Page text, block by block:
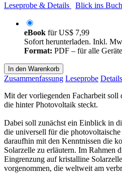
Leseprobe & Details
Blick ins Buch
eBook fürUS$ 7,99
Sofort herunterladen. Inkl.
Format: PDF – für alle Geräte
In den Warenkorb
Zusammenfassung Leseprobe Details
Mit der vorliegenden Facharbeit soll
die hinter Photovoltaik steckt.
Dabei soll zunächst ein Einblick in
die universell für die
daraufhin mit den Kenntnissen die
Solarzelle zu erläutern. Im Rahmen
Eingrenzung auf kristalline
vorgenommen, die weltweit am